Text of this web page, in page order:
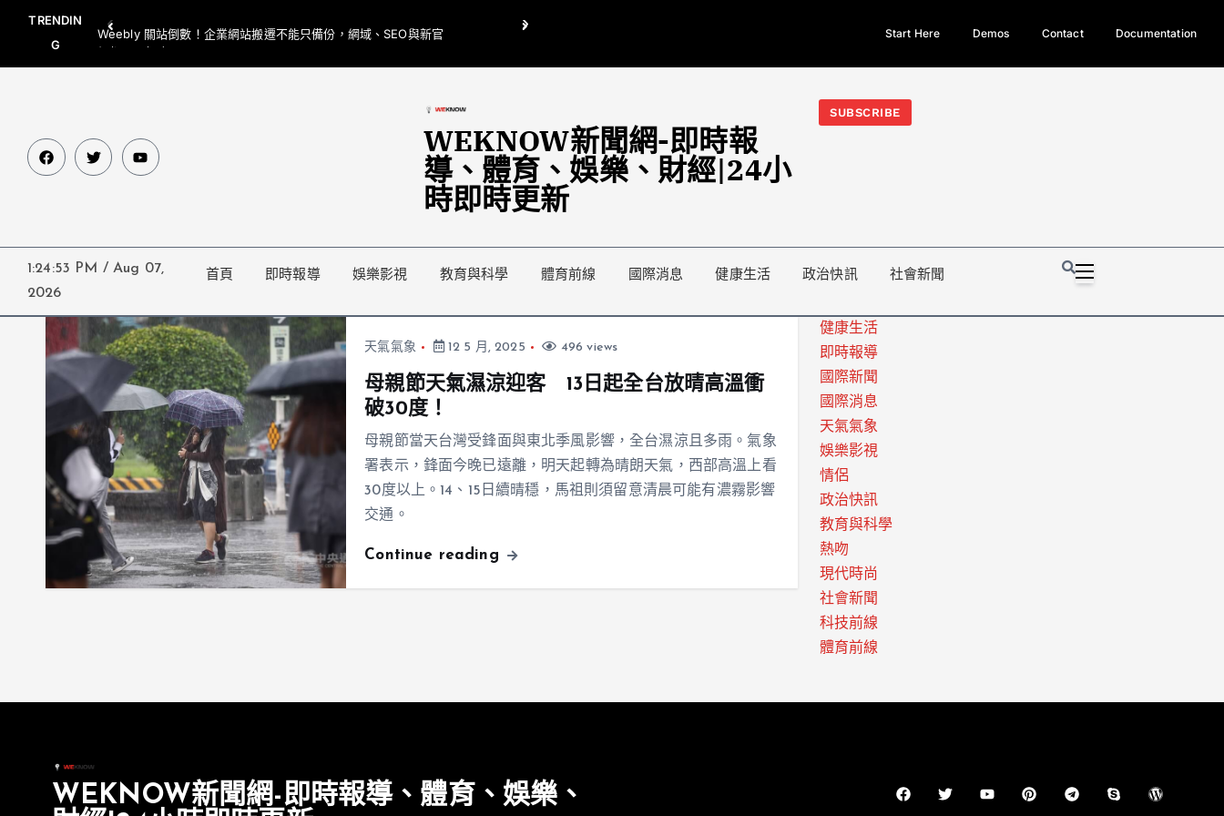
TRENDIN
G
Weebly 關站倒數！企業網站搬遷不能只備份，網域、SEO與新官
網都要一起處理
翁曉玲喊刪陸委會1295萬媒宣費惹議 梁文傑回「只能靠嘴巴」
今日熱門新聞TOP3｜西拉雅族正式成第17個原住民族、立院電競
光電場回
Start Here Demos Contact Documentation
WEKNOW新聞網-即時報
導、體育、娛樂、財經|24小
時即時更新
SUBSCRIBE
1:24:53 PM / Aug 07,
2026
首頁 即時報導 娛樂影視 教育與科學 體育前線 國際消息 健康生活 政治快訊 社會新聞
天氣氣象 12 5 月, 2025 496 views
母親節天氣濕涼迎客 13日起全台放晴高溫衝
破30度！
母親節當天台灣受鋒面與東北季風影響，全台濕涼且多雨。氣象
署表示，鋒面今晚已遠離，明天起轉為晴朗天氣，西部高溫上看
30度以上。14、15日續晴穩，馬祖則須留意清晨可能有濃霧影響
交通。
Continue reading
健康生活
即時報導
國際新聞
國際消息
天氣氣象
娛樂影視
情侶
政治快訊
教育與科學
熱吻
現代時尚
社會新聞
科技前線
體育前線
WEKNOW新聞網-即時報導、體育、娛樂、